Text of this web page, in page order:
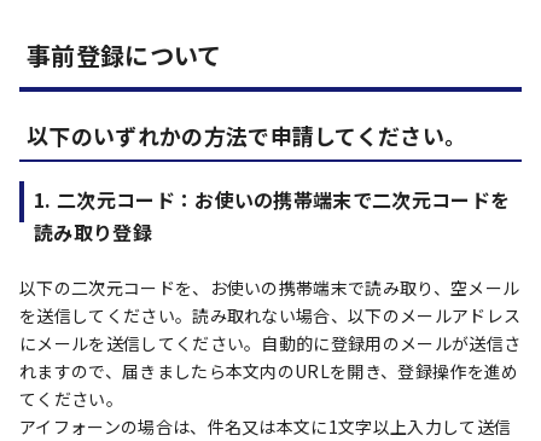
事前登録について
以下のいずれかの方法で申請してください。
1. 二次元コード：お使いの携帯端末で二次元コードを
読み取り登録
以下の二次元コードを、お使いの携帯端末で読み取り、空メール
を送信してください。読み取れない場合、以下のメールアドレス
にメールを送信してください。自動的に登録用のメールが送信さ
れますので、届きましたら本文内のURLを開き、登録操作を進め
てください。
アイフォーンの場合は、件名又は本文に1文字以上入力して送信